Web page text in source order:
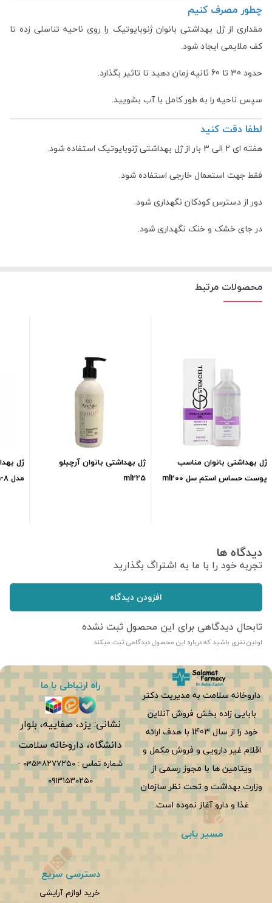
چطور مصرف کنیم
مقداری از ژل بهداشتی بانوان ژنوبایوتیک را روی ناحیه تناسلی زده تا
کف ملایمی ایجاد شود.
حدود 30 تا 60 ثانیه زمان دهید تا تاثیر بگذارد.
سپس ناحیه را به طور کامل با آب بشویید.
لطفا دقت کنید
هفته ای 2 الی 3 بار از ژل بهداشتی ژنوبایوتیک استفاده شود.
فقط جهت استعمال خارجی استفاده شود.
دور از دسترس کودکان نگهداری شود.
در جای خشک و خنک نگهداری شود.
محصولات مرتبط
ژل بهداشتی بانوان مناسب
پوست حساس استم سل ml200
ژل بهداشتی بانوان آرچیلو
ml225
ژل
مدل Funga-8 حجم ml150
دیدگاه ها
تجربه خود را با ما به اشتراگ بگذارید
افزودن دیدگاه
تابحال دیدگاهی برای این محصول ثبت نشده
اولین نفری باشید که درباره این محصول دیدگاهی ثبت میکند
داروخانه سلامت به مدیریت دکتر
بابایی زاده بخش فروش آنلاین
خود را از سال 1403 با هدف ارائه
اقلام غیر دارویی و فروش مکمل و
ویتامین ها با مجوز رسمی از
وزارت بهداشت و تحت نظر سازمان
غذا و دارو آغاز نموده است.
راه ارتباطی با ما
نشانی: یزد، صفاییه، بلوار
دانشگاه، داروخانه سلامت
شماره تماس :0353۸۲۷۷۲۵۰ -
۰۹۱۳۱۵۳۰۲۵۰
مسیر یابی
دسترسی سریع
خرید لوازم آرایشی